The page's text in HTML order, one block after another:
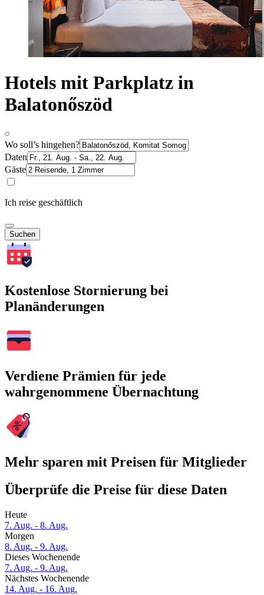
Hotels mit Parkplatz in
Balatonőszöd
Wo soll’s hingehen?
Daten
Gäste
Ich reise geschäftlich
Suchen
Kostenlose Stornierung bei
Planänderungen
Verdiene Prämien für jede
wahrgenommene Übernachtung
Mehr sparen mit Preisen für Mitglieder
Überprüfe die Preise für diese Daten
Heute
7. Aug. - 8. Aug.
Morgen
8. Aug. - 9. Aug.
Dieses Wochenende
7. Aug. - 9. Aug.
Nächstes Wochenende
14. Aug. - 16. Aug.